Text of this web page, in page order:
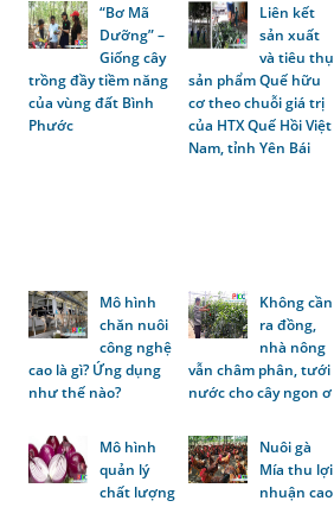
“Bơ Mã
Dưỡng” –
Giống cây
trồng đầy tiềm năng
của vùng đất Bình
Phước
Liên kết
sản xuất
và tiêu thụ
sản phẩm Quế hữu
cơ theo chuỗi giá trị
của HTX Quế Hồi Việt
Nam, tỉnh Yên Bái
Mô hình
chăn nuôi
công nghệ
cao là gì? Ứng dụng
như thế nào?
Không cần
ra đồng,
nhà nông
vẫn châm phân, tưới
nước cho cây ngon ơ
Mô hình
quản lý
chất lượng
Nuôi gà
Mía thu lợi
nhuận cao